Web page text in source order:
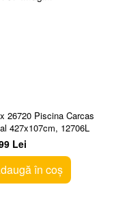
26720 Piscina Carcas
427x107cm, 12706L
Lei
în coș